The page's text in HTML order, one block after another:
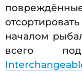
началом
всего